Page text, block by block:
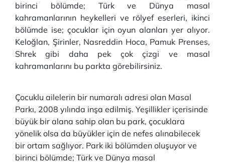
birinci bölümde; Türk ve Dünya masal
kahramanlarının heykelleri ve rölyef eserleri, ikinci
bölümde ise; çocuklar için oyun alanları yer alıyor.
Keloğlan, Şirinler, Nasreddin Hoca, Pamuk Prenses,
Shrek gibi daha pek çok çizgi ve masal
kahramanlarını bu parkta görebilirsiniz.
Çocuklu ailelerin bir numaralı adresi olan Masal
Parkı, 2008 yılında inşa edilmiş. Yeşillikler içerisinde
büyük bir alana sahip olan bu park, çocuklara
yönelik olsa da büyükler için de nefes alınabilecek
bir ortam sağlıyor. Park iki bölümden oluşuyor ve
birinci bölümde; Türk ve Dünya masal